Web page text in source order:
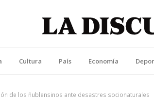
Cultura País Economía
de los ñublensinos ante desastres socionaturales